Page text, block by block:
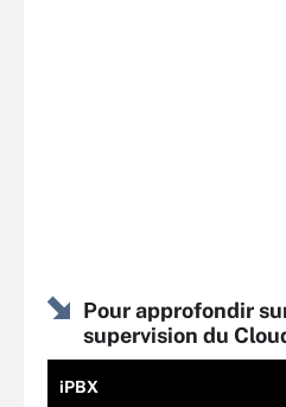
Pour approfondir
supervision du
iPBX